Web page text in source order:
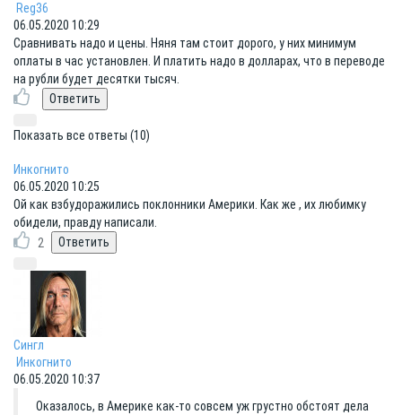
Reg36
06.05.2020 10:29
Сравнивать надо и цены. Няня там стоит дорого, у них минимум
оплаты в час установлен. И платить надо в долларах, что в переводе
на рубли будет десятки тысяч.
Показать все ответы (10)
Инкогнито
06.05.2020 10:25
Ой как взбудоражились поклонники Америки. Как же , их любимку
обидели, правду написали.
2
Сингл
Инкогнито
06.05.2020 10:37
Оказалось, в Америке как-то совсем уж грустно обстоят дела